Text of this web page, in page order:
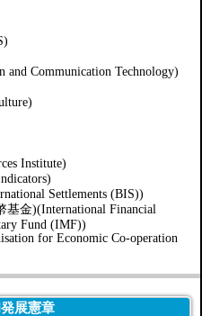
Communication Technology)
Institute)
Settlements (BIS))
金)(International Financial
Fund (IMF))
for Economic Co-operation
展憲章